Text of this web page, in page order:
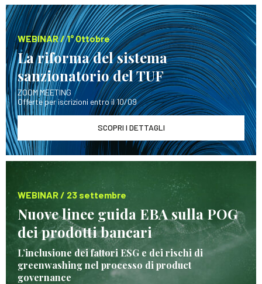
WEBINAR / 1° Ottobre
La riforma del sistema
sanzionatorio del TUF
ZOOM MEETING
Offerte per iscrizioni entro il 10/09
SCOPRI I DETTAGLI
WEBINAR / 23 settembre
Nuove linee guida EBA sulla POG
dei prodotti bancari
L’inclusione dei fattori ESG e dei rischi di
greenwashing nel processo di product
governance